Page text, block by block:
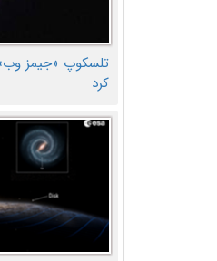
تلسکوپ «جیمز
کرد